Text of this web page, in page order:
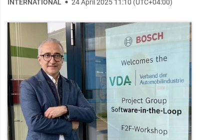
INTERNATIONAL 24 April 2025 11:10 (UTC+04:00)